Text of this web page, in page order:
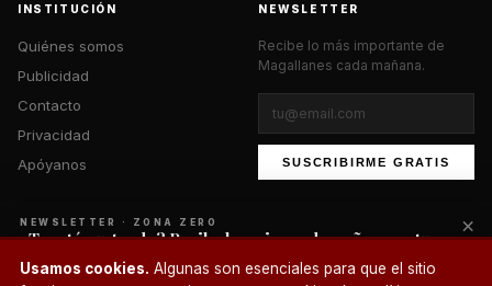
INSTITUCIÓN
Quiénes somos
Publicidad
Contacto
Privacidad
Apóyanos
NEWSLETTER
Recibe lo más importante de
Magallanes cada mañana.
SUSCRIBIRME GRATIS
© 2026 Zona Zero Media. Todos los derechos reservados.
Usamos cookies. Algunas son esenciales para que el sitio
NEWSLETTER · ZONA ZERO
¿Te está gustando? Recibe lo mejor cada mañana en tu
correo.
×